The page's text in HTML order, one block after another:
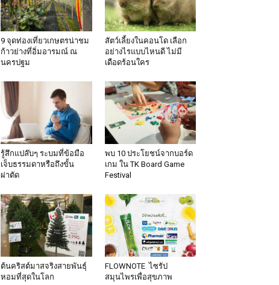
9 จุดท่องเที่ยวเกษตรน่าชม
ก้าวย่างที่อิ่มอารมณ์ ณ
นครปฐม
สัตว์เลี้ยงในคอนโด เลือก
อย่างไรแบบไหนดี ไม่มี
เดือดร้อนใคร
รู้สึกแปล๊บๆ ระบมที่ข้อมือ
เจ็บธรรมดาหรือถึงขั้น
ผ่าตัด
พบ 10 ประโยชน์จากบอร์ด
เกม ใน TK Board Game
Festival
ต้นคริสต์มาสจริงสายพันธุ์
หอมที่สุดในโลก
FLOWNOTE ไซรัป
สมุนไพรเพื่อสุขภาพ